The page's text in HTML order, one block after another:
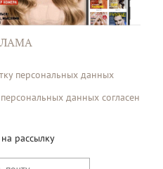
персональных данных
данных согласен
рассылку